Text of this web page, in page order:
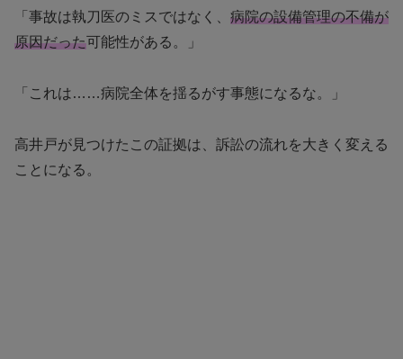
「事故は執刀医のミスではなく、 病院の設備管理の不備が
原因だった可能性がある。」
「これは……病院全体を揺るがす事態になるな。」
高井戸が見つけたこの証拠は、訴訟の流れを大きく変える
ことになる。